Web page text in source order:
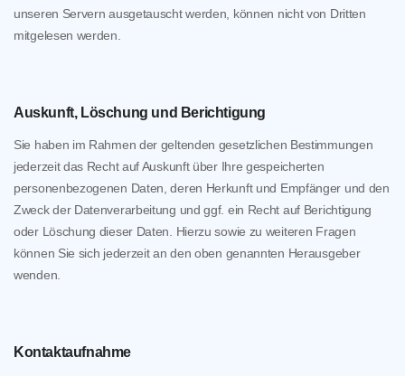
unseren Servern ausgetauscht werden, können nicht von Dritten
mitgelesen werden.
Auskunft, Löschung und Berichtigung
Sie haben im Rahmen der geltenden gesetzlichen Bestimmungen
jederzeit das Recht auf Auskunft über Ihre gespeicherten
personenbezogenen Daten, deren Herkunft und Empfänger und den
Zweck der Datenverarbeitung und ggf. ein Recht auf Berichtigung
oder Löschung dieser Daten. Hierzu sowie zu weiteren Fragen
können Sie sich jederzeit an den oben genannten Herausgeber
wenden.
Kontaktaufnahme